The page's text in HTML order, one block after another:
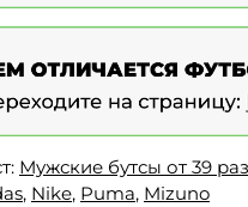
Мужские бутсы от 39
, Nike, Puma, Mizuno